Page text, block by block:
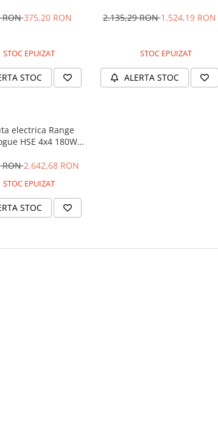
RON375,20 RON
STOC EPUIZAT
STOC
2.135,29 RON1.524,19 RON
STOC EPUIZAT
ALERTA STOC
electrica Range
HSE 4x4 180W
RON2.642,68 RON
STOC EPUIZAT
STOC